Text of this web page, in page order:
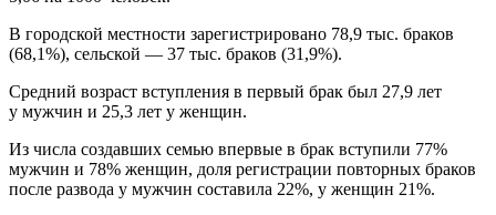
В городской местности зарегистрировано 78,9 тыс. браков
(68,1%), сельской — 37 тыс. браков (31,9%).
Средний возраст вступления в первый брак был 27,9 лет
у мужчин и 25,3 лет у женщин.
Из числа создавших семью впервые в брак вступили 77%
мужчин и 78% женщин, доля регистрации повторных браков
после развода у мужчин составила 22%, у женщин 21%.